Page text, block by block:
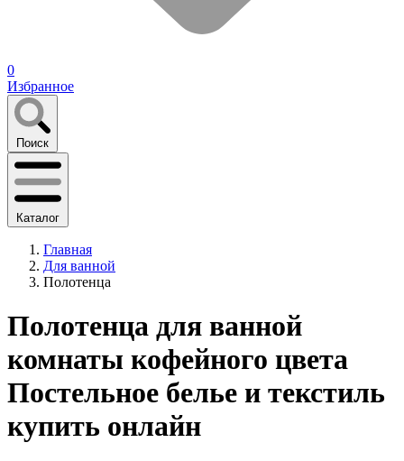
0
Избранное
Поиск
Каталог
Главная
Для ванной
Полотенца
Полотенца для ванной
комнаты кофейного цвета
Постельное белье и текстиль
купить онлайн